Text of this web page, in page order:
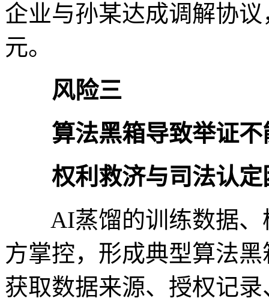
企业与孙某达成调解协
元。
风险三
算法黑箱导致举证不
权利救济与司法认定
AI蒸馏的训练数据、
方掌控，形成典型算法
获取数据来源、授权记